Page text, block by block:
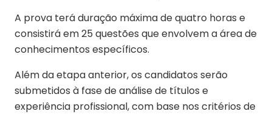
A prova terá duração máxima de quatro horas e
consistirá em 25 questões que envolvem a área de
conhecimentos específicos.
Além da etapa anterior, os candidatos serão
submetidos à fase de análise de títulos e
experiência profissional, com base nos critérios de